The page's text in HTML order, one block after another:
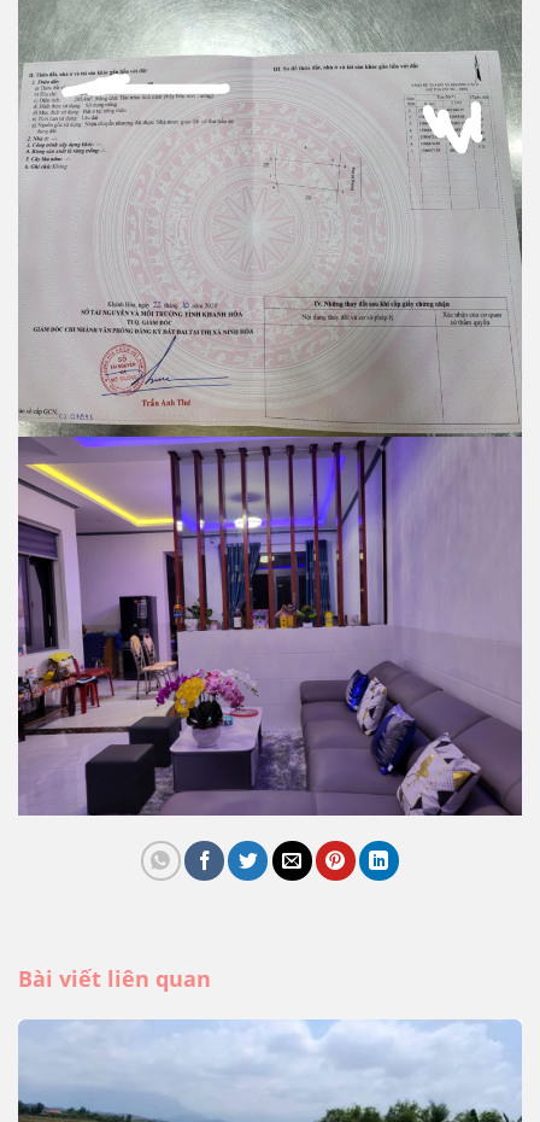
Bài viết liên quan